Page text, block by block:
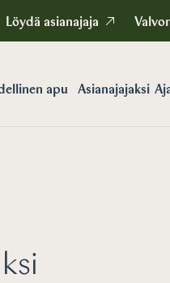
Löydä asianajaja
apu Asianajajaksi